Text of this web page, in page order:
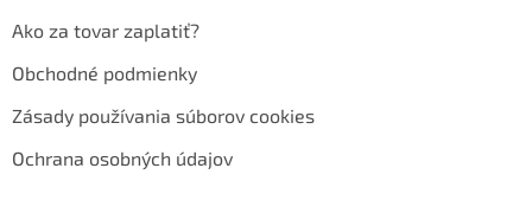
Ako za tovar zaplatiť?
Obchodné podmienky
Zásady používania súborov cookies
Ochrana osobných údajov